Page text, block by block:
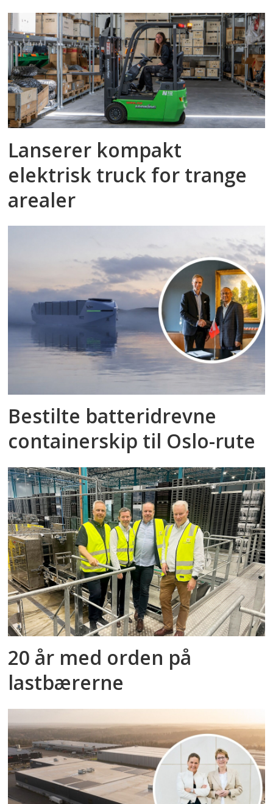
Lanserer kompakt
elektrisk truck for trange
arealer
Bestilte batteridrevne
containerskip til Oslo-rute
20 år med orden på
lastbærerne